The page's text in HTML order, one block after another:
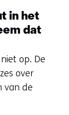
in het
dat
op. De
over
van de